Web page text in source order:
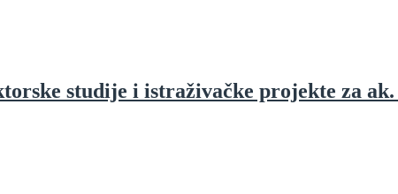
studije i istraživačke projekte za ak.